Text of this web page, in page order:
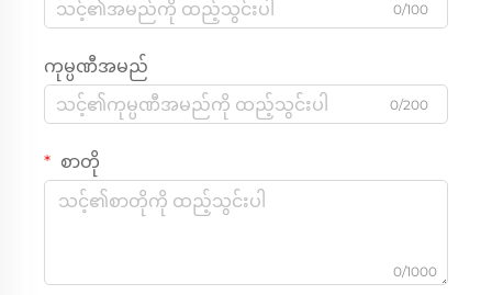
0/100
ကုမ္ပဏီအမည်
0/200
စာတို
0/1000